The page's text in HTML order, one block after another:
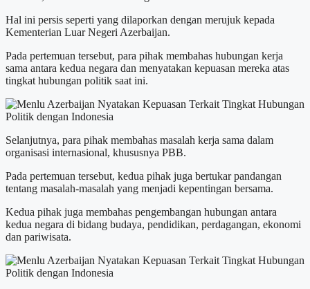
Hal ini persis seperti yang dilaporkan dengan merujuk kepada
Kementerian Luar Negeri Azerbaijan.
Pada pertemuan tersebut, para pihak membahas hubungan kerja
sama antara kedua negara dan menyatakan kepuasan mereka atas
tingkat hubungan politik saat ini.
Selanjutnya, para pihak membahas masalah kerja sama dalam
organisasi internasional, khususnya PBB.
Pada pertemuan tersebut, kedua pihak juga bertukar pandangan
tentang masalah-masalah yang menjadi kepentingan bersama.
Kedua pihak juga membahas pengembangan hubungan antara
kedua negara di bidang budaya, pendidikan, perdagangan, ekonomi
dan pariwisata.